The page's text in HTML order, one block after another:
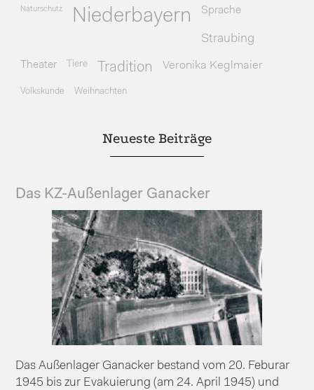
Naturschutz Niederbayern Sprache
Straubing
Theater Tiere Tradition Veronika Keglmaier
Volkskunde Weihnachten
Neueste Beiträge
Das KZ-Außenlager Ganacker
Das Außenlager Ganacker bestand vom 20. Feburar
1945 bis zur Evakuierung (am 24. April 1945) und